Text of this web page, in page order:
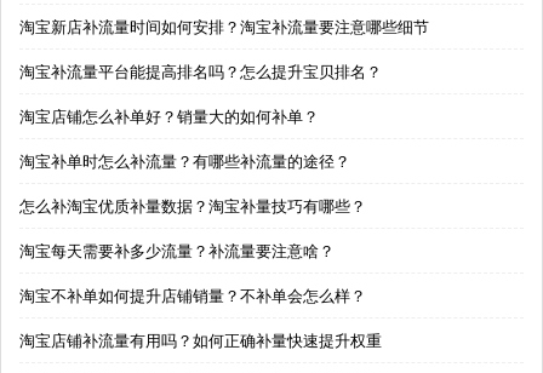
淘宝新店补流量时间如何安排？淘宝补流量要注意哪些细节
淘宝补流量平台能提高排名吗？怎么提升宝贝排名？
淘宝店铺怎么补单好？销量大的如何补单？
淘宝补单时怎么补流量？有哪些补流量的途径？
怎么补淘宝优质补量数据？淘宝补量技巧有哪些？
淘宝每天需要补多少流量？补流量要注意啥？
淘宝不补单如何提升店铺销量？不补单会怎么样？
淘宝店铺补流量有用吗？如何正确补量快速提升权重